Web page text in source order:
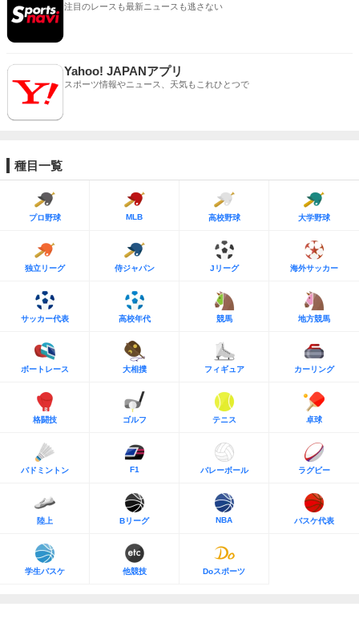
注目のレースも最新ニュースも逃さない
Yahoo! JAPANアプリ
スポーツ情報やニュース、天気もこれひとつで
種目一覧
プロ野球 MLB 高校野球 大学野球
独立リーグ 侍ジャパン Jリーグ 海外サッカー
サッカー代表 高校年代 競馬 地方競馬
ボートレース 大相撲 フィギュア カーリング
格闘技 ゴルフ テニス 卓球
バドミントン F1 バレーボール ラグビー
陸上 Bリーグ NBA バスケ代表
学生バスケ 他競技 Doスポーツ